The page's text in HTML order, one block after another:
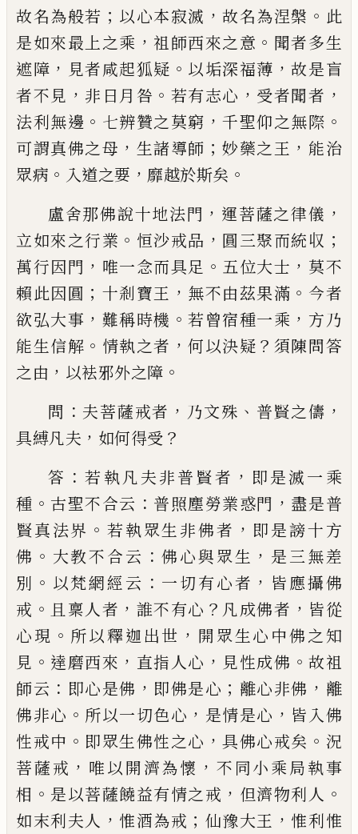
故名為般若 ； 以心本寂滅 ，故名為涅槃 。 此
是如來最上之乘 ， 祖師西來之意 。 聞者多生
遮障 ， 見者咸起狐疑 。 以垢深福薄 ，故是盲
者不見 ， 非日月咎 。 若有志心 ， 受者聞者 ，
法利無邊 。 七辨贊之莫窮 ，千聖仰之無際 。
可謂真佛之母 ， 生諸導師 ； 妙藥之王 ， 能治
眾病 。 入道之要 ， 靡越於斯矣 。
盧舍那佛說十地法門 ， 運菩薩之律儀 ，
立如來之行業 。 恒沙戒品 ， 圓三聚而統収 ；
萬行因門 ， 唯一念而具足 。 五位大士 ， 莫不
賴此因圓 ； 十剎寶王 ， 無不由茲果滿 。 今者
欲弘大事 ， 難稱時機 。若曾宿種一乘 ， 方乃
能生信解 。 情執之者 ，何以決疑 ？ 須陳問答
之由 ， 以袪邪外之障 。
問 ： 夫菩薩戒者 ， 乃文殊 、 普賢之儔 ，
具縛凡夫 ， 如何得受 ？
答 ：若執凡夫非普賢者 ， 即是滅一乘
種 。 古聖不合云 ： 普照塵勞業惑門 ， 盡是普
賢真法界 。 若執眾生非佛者 ， 即是謗十方
佛 。 大教不合云 ：佛心與眾生 ， 是三無差
別 。 以梵網經云 ： 一切有心者 ， 皆應攝佛
戒 。 且稟人者 ， 誰不有心 ？ 凡成佛者 ， 皆從
心現 。 所以釋迦出世 ， 開眾生心中佛之知
見 。 達磨西來 ， 直指人心 ， 見性成佛 。故祖
師云 ： 即心是佛 ， 即佛是心 ； 離心非佛 ， 離
佛非心 。 所以一切色心 ， 是情是心 ， 皆入佛
性戒中 。 即眾生佛性之心 ，具佛心戒矣 。 況
菩薩戒 ， 唯以開濟為懷 ， 不 同小乘局執事
相 。 是以菩薩饒益有情之戒 ， 但濟物利人 。
如末利夫人 ， 惟酒為戒 ； 仙豫大王 ， 惟利惟